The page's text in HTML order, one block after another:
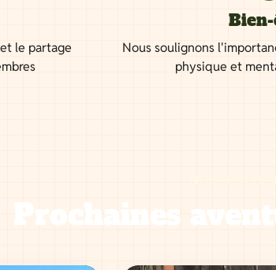
le partage
Nous soulignons
physique et
Prochaines